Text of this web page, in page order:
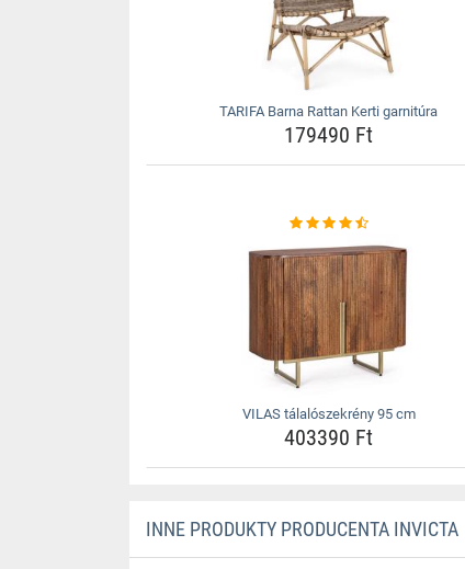
TARIFA Barna Rattan Kerti garnitúra
179490 Ft
VILAS tálalószekrény 95 cm
403390 Ft
INNE PRODUKTY PRODUCENTA INVICTA